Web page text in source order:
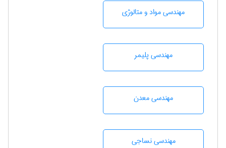
مهندسی مواد و متالوژی
مهندسی پليمر
مهندسی معدن
مهندسي نساجی